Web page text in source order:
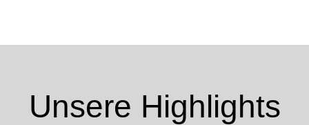
Unsere Highlights